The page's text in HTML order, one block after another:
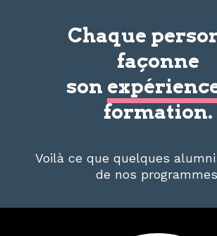
Chaque
façonne
son
formation.
Voilà ce que quelques
de nos